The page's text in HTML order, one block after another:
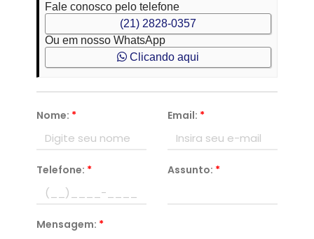
Fale conosco pelo telefone
(21) 2828-0357
Ou em nosso WhatsApp
Clicando aqui
Nome: * Email: *
Telefone: * Assunto: *
Mensagem: *